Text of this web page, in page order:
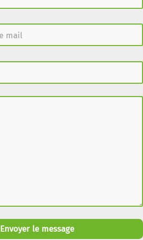
Envoyer le message